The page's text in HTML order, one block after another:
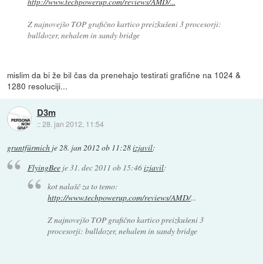
Z najnovejšo TOP grafično kartico preizkušeni 3 procesorji:
bulldozer, nehalem in sandy bridge
mislim da bi že bil čas da prenehajo testirati grafične na 1024 &
1280 resoluciji...
D3m
::28. jan 2012, 11:54
gruntfürmich je28. jan 2012 ob 11:28izjavil:
FlyingBeeje31. dec 2011 ob 15:46izjavil:
kot nalašč za to temo:
http://www.techpowerup.com/reviews/AMD/...
Z najnovejšo TOP grafično kartico preizkušeni 3
procesorji: bulldozer, nehalem in sandy bridge